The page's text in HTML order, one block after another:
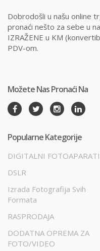
Dobrodošli u našu online
pronaći nešto za sebe u
IZRAŽENE u KM
PDV-om.
Možete Nas Pronaći Na
Popularne Kategorije
DIGITALNI FOTOAPARATI
DSLR
Izrada Fotografija Svih
Formata
RASPRODAJA
DODATNA OPREMA ZA
FOTO/VIDEO